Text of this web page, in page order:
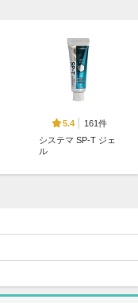
5.4
161件
システマ SP-T ジェ
ル
クナイプ グーテナ